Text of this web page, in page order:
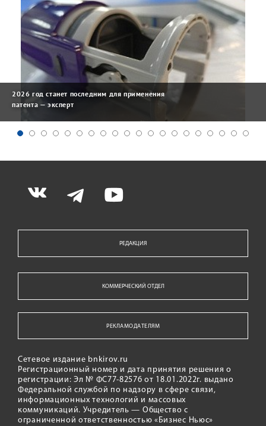
2026 год станет последним для применения
патента — эксперт
РЕДАКЦИЯ
КОММЕРЧЕСКИЙ ОТДЕЛ
РЕКЛАМОДАТЕЛЯМ
Сетевое издание bnkirov.ru
Регистрационный номер и дата принятия решения о
регистрации: Эл № ФС77-82576 от 18.01.2022г. выдано
Федеральной службой по надзору в сфере связи,
информационных технологий и массовых
коммуникаций. Учредитель — Общество с
ограниченной ответственностью «Бизнес Ньюс»